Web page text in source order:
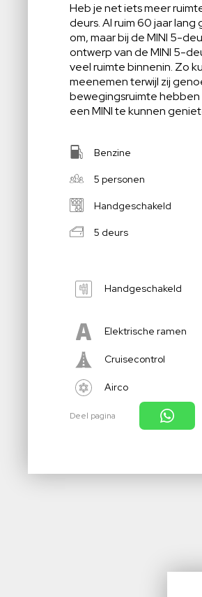
Heb je net iets meer
deurs. Al ruim 60 jaar
om, maar bij de MINI 5-
ontwerp van de MINI 5-
veel ruimte binnenin. Zo
meenemen terwijl zij
bewegingsruimte hebben
een MINI te kunnen
Benzine
5 personen
Handgeschakeld
5 deurs
Handgeschakeld
Elektrische ramen
Cruisecontrol
Airco
Deel pagina